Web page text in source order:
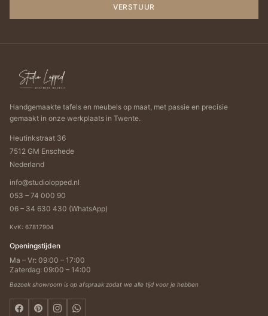
VERSTUUR
Handgemaakte tafels en meubels op maat, met passie en precisie
gemaakt in onze werkplaats in Twente.
Heutinkstraat 36
7512 GM Enschede
Nederland
info@studiolopped.nl
053 – 74 000 90
06 – 34 630 430 (WhatsApp)
KvK: 67817904
Openingstijden
Ma – Vr: 09:00 – 17:00
Zaterdag: 09:00 – 14:00
Bezoek showroom is op afspraak zodat we alle tijd voor je hebben